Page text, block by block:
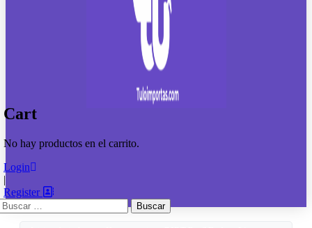
Cart
No hay productos en el carrito.
Login
|
Register